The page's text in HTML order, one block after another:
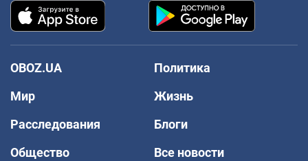
OBOZ.UA
Политика
Мир
Жизнь
Расследования
Блоги
Общество
Все новости